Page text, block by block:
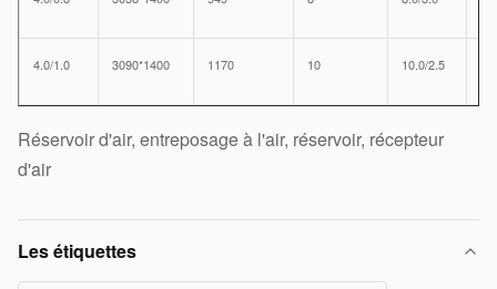
4.0/1.0 3090*1400 1170 10 10.0/2.5
Réservoir d'air, entreposage à l'air, réservoir, récepteur
d'air
Les étiquettes